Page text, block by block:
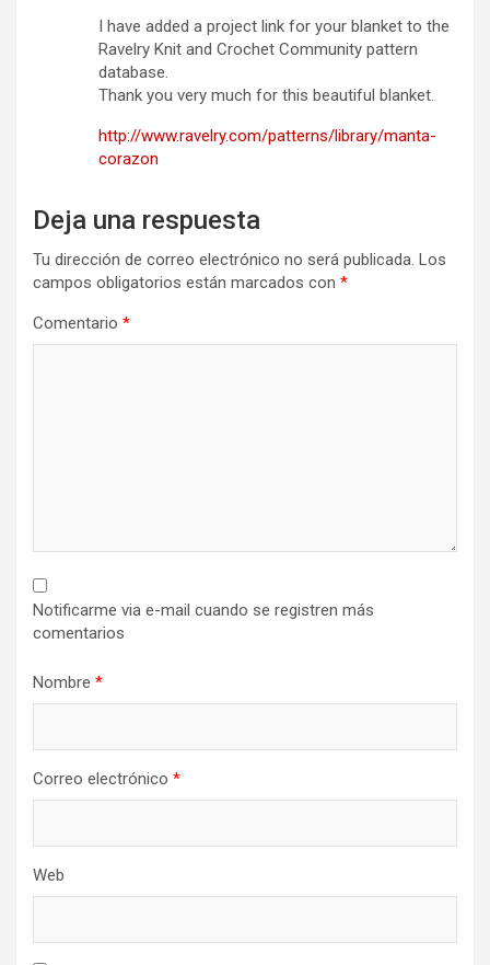
I have added a project link for your blanket to the
Ravelry Knit and Crochet Community pattern
database.
Thank you very much for this beautiful blanket.
http://www.ravelry.com/patterns/library/manta-
corazon
Deja una respuesta
Tu dirección de correo electrónico no será publicada. Los
campos obligatorios están marcados con *
Comentario *
Notificarme via e-mail cuando se registren más
comentarios
Nombre *
Correo electrónico *
Web